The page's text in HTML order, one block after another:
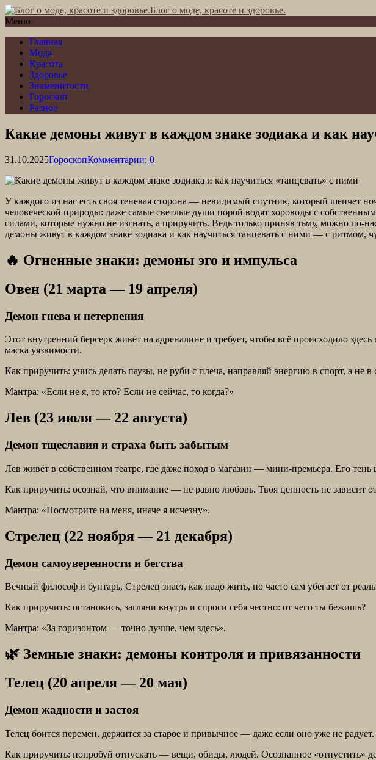
Блог о моде, красоте и здоровье.
Меню
Главная
Мода
Красота
Здоровье
Знаменитости
Гороскоп
Разное
Какие демоны живут в каждом знаке зодиака и как
31.10.2025ГороскопКомментарии: 0
У каждого из нас есть своя теневая сторона — невидимый спутник, который шепчет
человеческой природы: даже самые светлые души порой водят хороводы с
силами, которые нужно не изгнать, а приручить. Ведь только приняв тьму, можно по-
демоны живут в каждом знаке зодиака и как научиться танцевать с ними — с ритмом,
🔥 Огненные знаки: демоны эго и импульса
Овен (21 марта — 19 апреля)
Демон гнева и нетерпения
Этот внутренний берсерк живёт на адреналине и требует, чтобы всё происходило
маска уязвимости.
Как приручить: учись делать паузы, не руби с плеча, направляй энергию в спорт, а не в
Мантра: «Если не я, то кто? Если не сейчас, то когда?»
Лев (23 июля — 22 августа)
Демон тщеславия и страха быть забытым
Лев живёт в собственном театре, где даже поход в магазин — мини-премьера. Его
Как приручить: осознай, что внимание — не равно любовь. Твоя ценность не зависит
Мантра: «Посмотрите на меня, иначе я исчезну».
Стрелец (22 ноября — 21 декабря)
Демон самоуверенности и бегства
Вечный философ и бунтарь, Стрелец знает, как надо жить, но часто сам убегает от
Как приручить: остановись, загляни внутрь и спроси себя честно: от чего ты бежишь?
Мантра: «За горизонтом — точно лучше, чем здесь».
🌿 Земные знаки: демоны контроля и привязанности
Телец (20 апреля — 20 мая)
Демон жадности и застоя
Телец боится перемен, держится за старое и привычное — даже если оно уже не
Как приручить: попробуй отпускать — вещи, обиды, людей. Осознанное «отпустить»